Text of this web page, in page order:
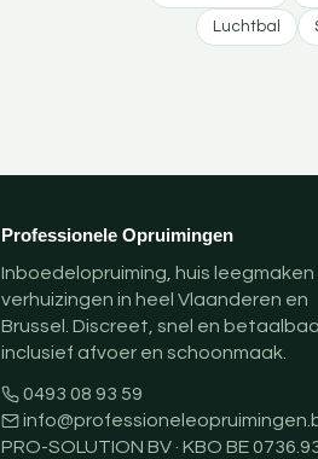
Luchtbal
Professionele Opruimingen
Inboedelopruiming, huis leegmaken
verhuizingen in heel Vlaanderen en
Brussel. Discreet, snel en
inclusief afvoer en schoonmaak.
0493 08 93 59
PRO-SOLUTION BV · KBO BE